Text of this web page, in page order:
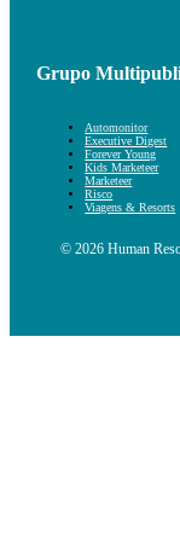
Grupo
Automonitor
Executive Digest
Forever Young
Kids Marketeer
Marketeer
Risco
Viagens & Resorts
© 2026 Human